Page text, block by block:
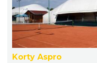
Korty Aspro